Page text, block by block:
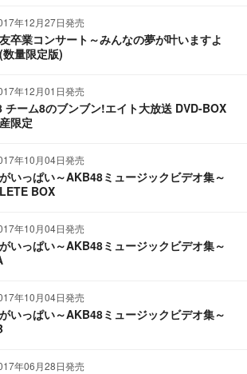
年12月27日発売
卒業コンサート～みんなの夢が叶いますよ
数量限定版)
年12月01日発売
チーム8のブンブン!エイト大放送 DVD-BOX
限定
年10月04日発売
いっぱい～AKB48ミュージックビデオ集～
BOX
年10月04日発売
いっぱい～AKB48ミュージックビデオ集～
年10月04日発売
いっぱい～AKB48ミュージックビデオ集～
年06月28日発売